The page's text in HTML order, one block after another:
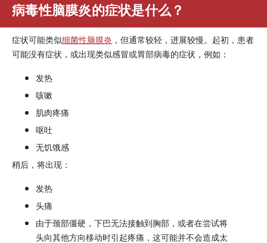
病毒性脑膜炎的症状是什么？
症状可能类似细菌性脑膜炎 ，但通常较轻，进展较慢。起初，患者
可能没有症状，或出现类似感冒或胃部病毒的症状，例如：
发热
咳嗽
肌肉疼痛
呕吐
无饥饿感
稍后，将出现：
发热
头痛
由于颈部僵硬，下巴无法接触到胸部，或者在尝试将
头向其他方向移动时引起疼痛，这可能并不会造成太